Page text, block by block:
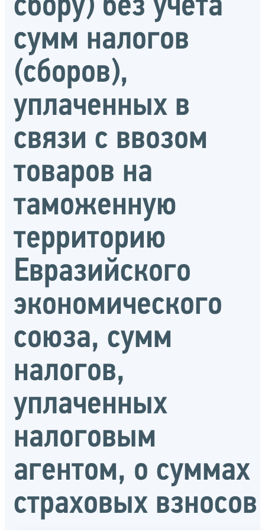
сбору) без учета
сумм налогов
(сборов),
уплаченных в
связи с ввозом
товаров на
таможенную
территорию
Евразийского
экономического
союза, сумм
налогов,
уплаченных
налоговым
агентом, о суммах
страховых взносов